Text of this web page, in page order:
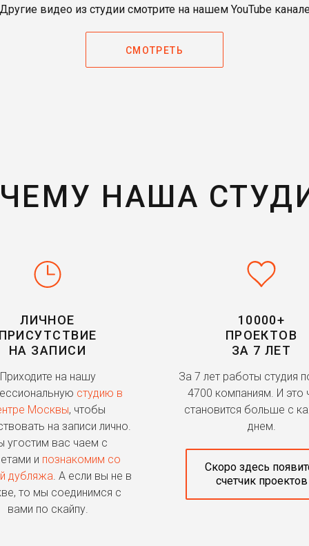
видео из студии смотрите на нашем YouTube
СМОТРЕТЬ
НАША
ЛИЧНОЕ
НА ЗАПИСИ
Приходите на нашу
студию в
Москвы, чтобы
на записи лично.
угостим вас чаем с
и познакомим со
дубляжа. А если вы не в
то мы соединимся с
вами по скайпу.
10000+
ПРОЕКТОВ
ЗА 7 ЛЕТ
За 7 лет работы студия
4700 компаниям. И это
становится больше с
днем.
Скоро здесь
счетчик проектов